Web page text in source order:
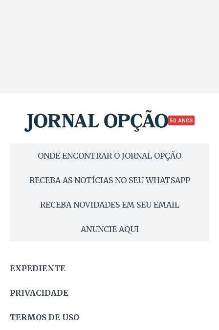
50 ANOS
ONDE ENCONTRAR O JORNAL OPÇÃO
RECEBA AS NOTÍCIAS NO SEU WHATSAPP
RECEBA NOVIDADES EM SEU EMAIL
ANUNCIE AQUI
EXPEDIENTE
PRIVACIDADE
TERMOS DE USO